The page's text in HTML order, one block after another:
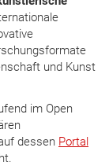
und Kunst
im Open
dessen Portal